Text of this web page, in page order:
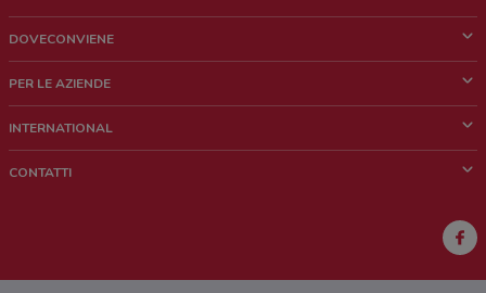
DOVECONVIENE
Chi siamo
Lavora con noi
PER LE AZIENDE
Richieste commerciali e marketing
INTERNATIONAL
CONTATTI
Hai un malfunzionamento sul web o sull'app?